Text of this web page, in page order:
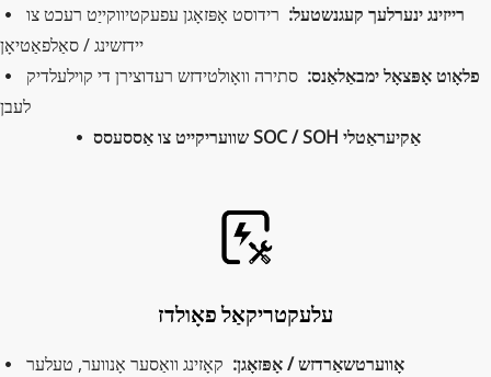
 רייזינג ינערלעך קעגנשטעל:
יידזשינג / סאַלפאַטיאָן
 פלאָוט אָפּצאָל ימבאַלאַנס:
לעבן
 שוועריקייט צו אַססעסס SOC / SOH אַקיעראַטלי
עלעקטריקאַל פאָולדז
 אָווערטשאַרדזש / אָפּזאָגן: